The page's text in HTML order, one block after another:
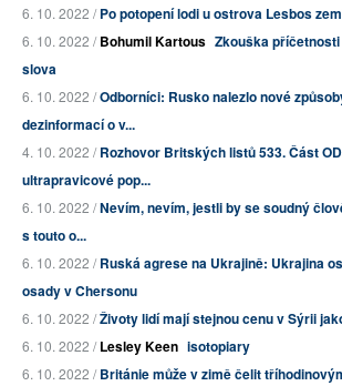
6. 10. 2022 /Po potopení lodi u ostrova Lesbos
6. 10. 2022 /Bohumil Kartous Zkouška
slova
6. 10. 2022 /Odborníci: Rusko nalezlo nové
dezinformací o v...
4. 10. 2022 /Rozhovor Britských listů 533. Část
ultrapravicové pop...
6. 10. 2022 /Nevím, nevím, jestli by se soudný
s touto o...
6. 10. 2022 /Ruská agrese na Ukrajině: Ukrajina
osady v Chersonu
6. 10. 2022 /Životy lidí mají stejnou cenu v Sýrii
6. 10. 2022 /Lesley Keen isotopiary
6. 10. 2022 /Británie může v zimě čelit